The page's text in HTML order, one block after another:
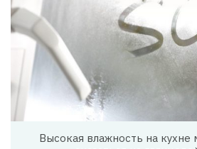
Высокая влажность на кухне